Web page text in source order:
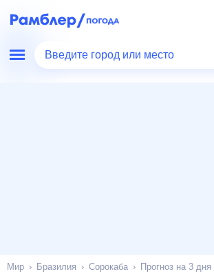
Введите город или место
Мир Бразилия Сорокаба Прогноз на 3 дня